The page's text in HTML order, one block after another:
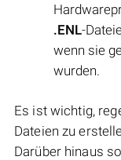
.ENL-
wenn sie
wurden.
Es ist wichtig,
Dateien zu
Darüber hinaus